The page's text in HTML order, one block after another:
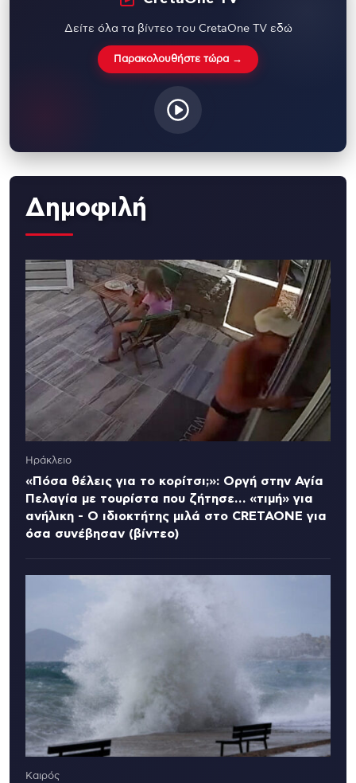
Δείτε όλα τα βίντεο του CretaOne TV εδώ
Παρακολουθήστε τώρα →
Δημοφιλή
Ηράκλειο
«Πόσα θέλεις για το κορίτσι;»: Οργή στην Αγία
Πελαγία με τουρίστα που ζήτησε… «τιμή» για
ανήλικη - Ο ιδιοκτήτης μιλά στο CRETAONE για
όσα συνέβησαν (βίντεο)
Καιρός